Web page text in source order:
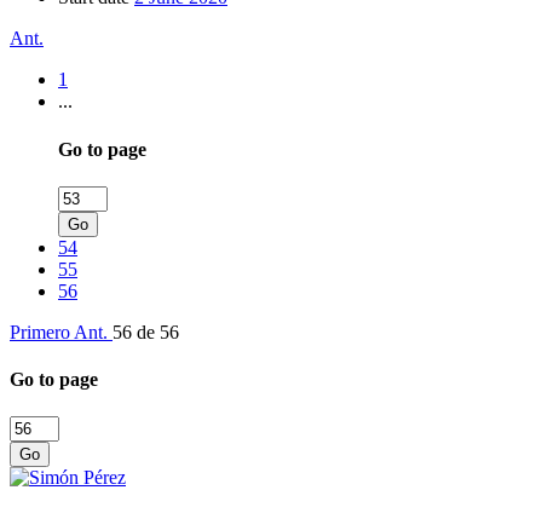
Ant.
1
...
Go to page
Go
54
55
56
Primero Ant. 56 de 56
Go to page
Go